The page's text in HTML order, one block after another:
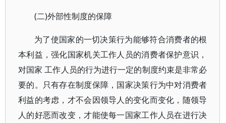
(二)外部性制度的保障
为了使国家的一切决策行为能够符合消费者的根
本利益，强化国家机关工作人员的消费者保护意识，
对国家 工作人员的行为进行一定的制度约束是非常必
要的。只有存在制度保障，国家决策行为中对消费者
利益的考虑，才不会因领导人的变化而变化，随领导
人的好恶而改变，才能使每一国家工作人员在进行决